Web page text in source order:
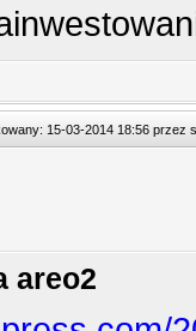
15-03-2014 18:56 przez
areo2